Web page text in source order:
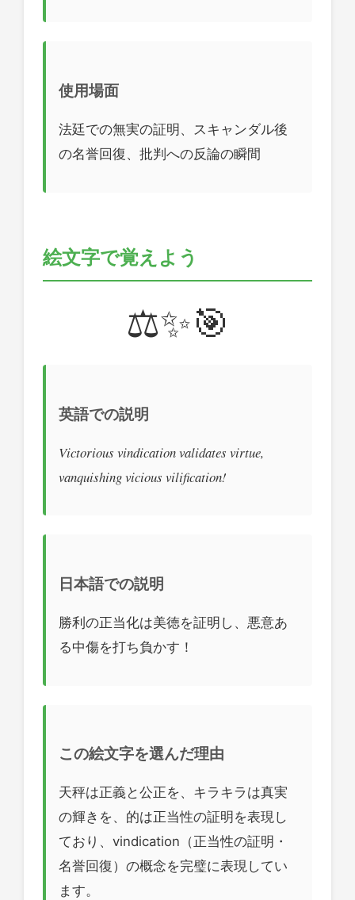
使用場面
法廷での無実の証明、スキャンダル後
の名誉回復、批判への反論の瞬間
絵文字で覚えよう
⚖️✨🎯
英語での説明
Victorious vindication validates virtue,
vanquishing vicious vilification!
日本語での説明
勝利の正当化は美徳を証明し、悪意あ
る中傷を打ち負かす！
この絵文字を選んだ理由
天秤は正義と公正を、キラキラは真実
の輝きを、的は正当性の証明を表現し
ており、vindication（正当性の証明・
名誉回復）の概念を完璧に表現してい
ます。